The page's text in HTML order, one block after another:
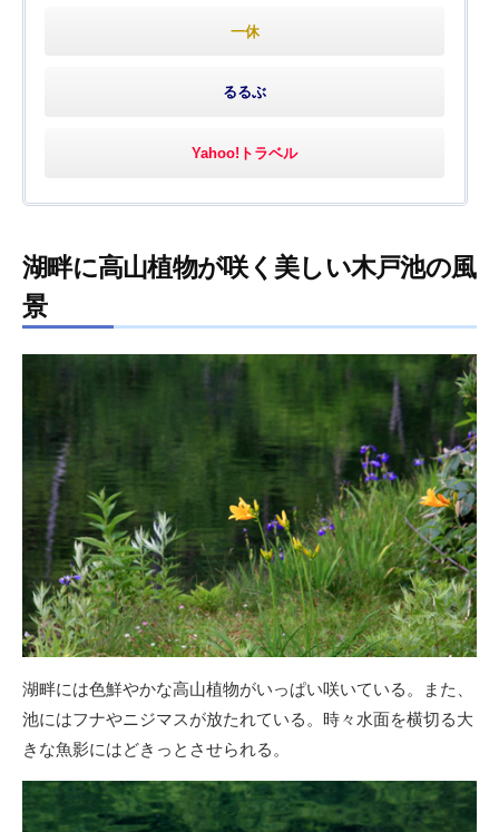
一休
るるぶ
Yahoo!トラベル
湖畔に高山植物が咲く美しい木戸池の風
景
湖畔には色鮮やかな高山植物がいっぱい咲いている。また、
池にはフナやニジマスが放たれている。時々水面を横切る大
きな魚影にはどきっとさせられる。